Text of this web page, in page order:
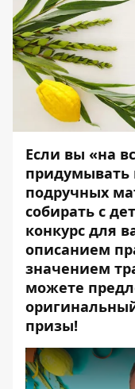
Если вы «на
придумывать
подручных
собирать с
конкурс для
описанием
значением
можете
призы!